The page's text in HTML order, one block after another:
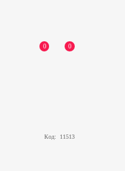
0 0
Код: 11513